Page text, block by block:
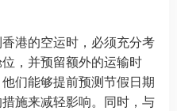
港的空运时，必须充分考
，并预留额外的运输时
们能够提前预测节假日期
施来减轻影响。同时，与